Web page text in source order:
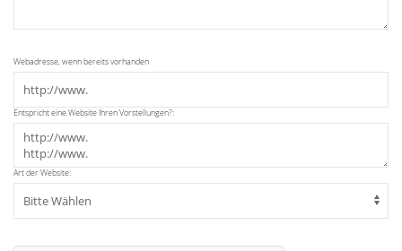
Webadresse, wenn bereits vorhanden
Entspricht eine Website Ihren Vorstellungen?:
Art der Website: